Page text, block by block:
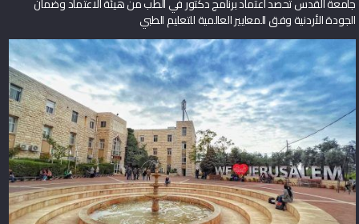
جامعة القدس تحصد اعتماد برنامج دكتور في الطب من هيئة الاعتماد وضمان
الجودة الأردنية وفق المعايير العالمية للتعليم الطبي